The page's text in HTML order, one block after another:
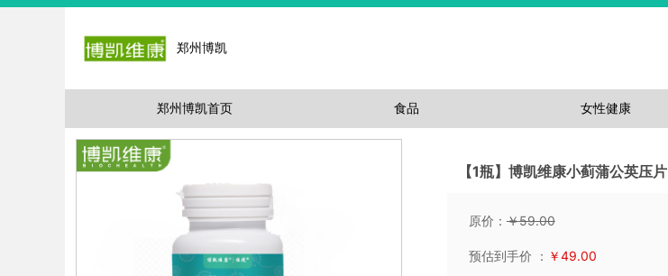
郑州博凯
郑州博凯首页 食品 女性健康
【1瓶】博凯维康小蓟蒲公英压片
原价：￥59.00
预估到手价 ： ￥49.00